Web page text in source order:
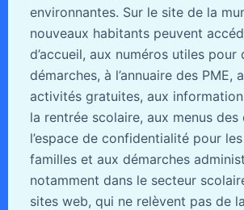
environnantes. Sur le site de la
nouveaux habitants peuvent
d’accueil, aux numéros utiles pour
démarches, à l’annuaire des PME,
activités gratuites, aux
la rentrée scolaire, aux menus des
l’espace de confidentialité pour
familles et aux démarches
notamment dans le secteur
sites web, qui ne relèvent pas de